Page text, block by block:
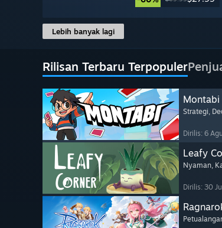
Lebih banyak lagi
Rilisan Terbaru Terpopuler
Montabi
Strategi,
Dirilis: 6
Leafy
Nyaman,
Dirilis: 30